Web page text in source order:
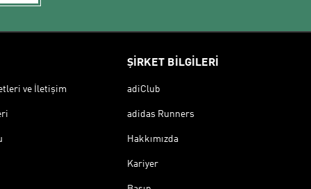
ve İletişim
ŞİRKET BİLGİLERİ
adiClub
adidas Runners
Hakkımızda
Kariyer